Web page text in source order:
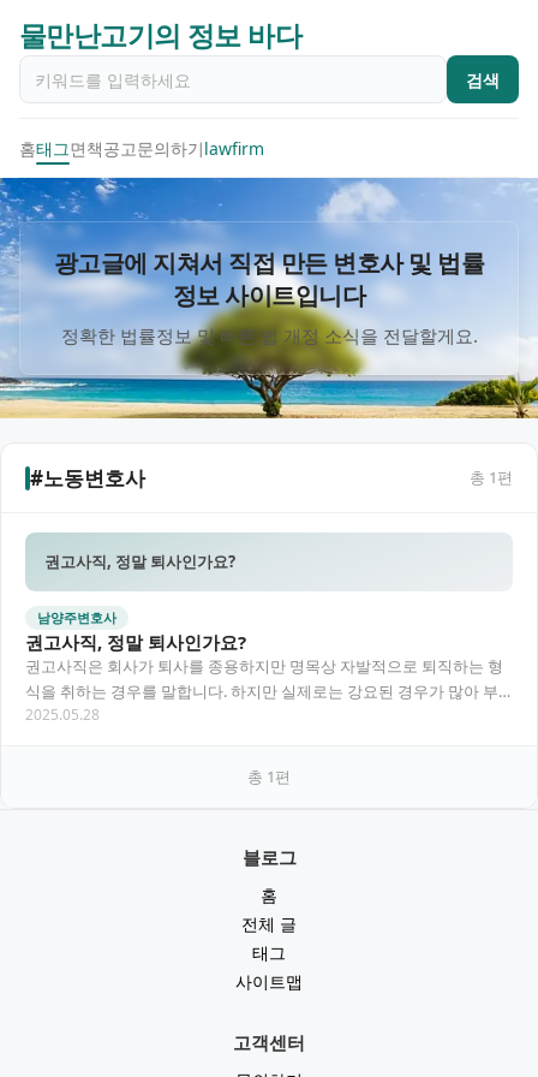
물만난고기의 정보 바다
검색
홈태그면책공고문의하기lawfirm
광고글에 지쳐서 직접 만든 변호사 및 법률
정보 사이트입니다
정확한 법률정보 및 빠른 법 개정 소식을 전달할게요.
#노동변호사 총 1편
권고사직, 정말 퇴사인가요?
남양주변호사
권고사직, 정말 퇴사인가요?
권고사직은 회사가 퇴사를 종용하지만 명목상 자발적으로 퇴직하는 형
식을 취하는 경우를 말합니다. 하지만 실제로는 강요된 경우가 많아 부
당해고에 해당할 수 있고, 이후 실업급여나 이직…
2025.05.28
총 1편
블로그
홈
전체 글
태그
사이트맵
고객센터